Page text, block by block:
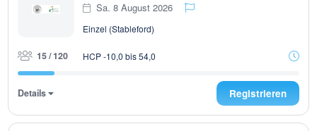
Sa. 8 August 2026
Einzel (Stableford)
15 / 120 HCP -10,0 bis 54,0
Details Registrieren